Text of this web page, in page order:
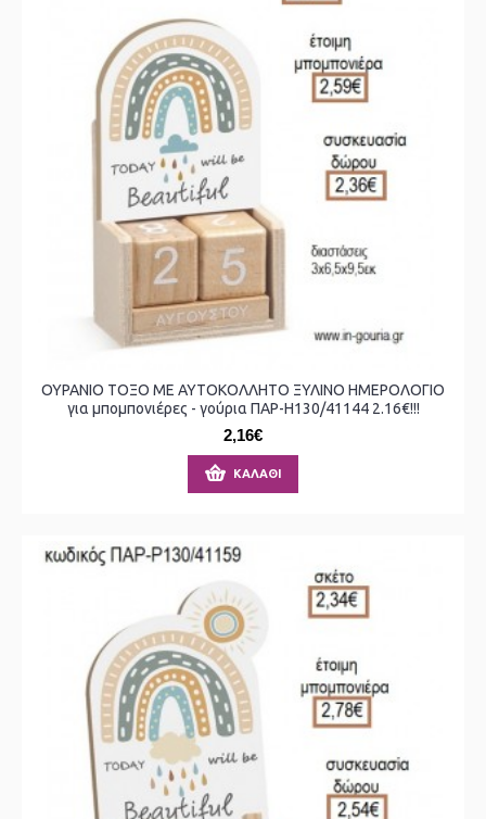
ΟΥΡΑΝΙΟ ΤΟΞΟ ΜΕ ΑΥΤΟΚΟΛΛΗΤΟ ΞΥΛΙΝΟ ΗΜΕΡΟΛΟΓΙΟ
για μπομπονιέρες - γούρια ΠΑΡ-Η130/41144 2.16€!!!
2,16€
ΚΑΛΆΘΙ